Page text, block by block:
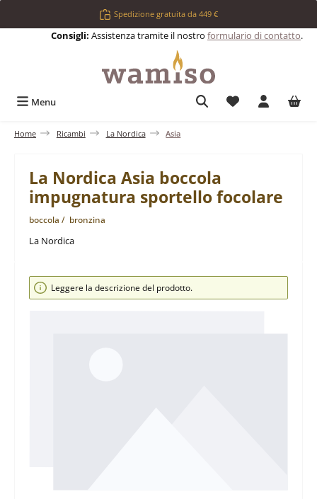
Passa al contenuto principaleSpedizione gratuita da 449 €
Consigli: Assistenza tramite il nostro formulario di contatto.
Menu Hai 0 articoli
Home Ricambi La Nordica Asia
La Nordica Asia boccola
impugnatura sportello focolare
boccola / bronzina
La Nordica
Salta la galleria di immagini
Leggere la descrizione del prodotto.